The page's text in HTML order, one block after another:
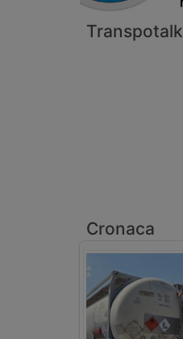
Transpotalk
Cronaca